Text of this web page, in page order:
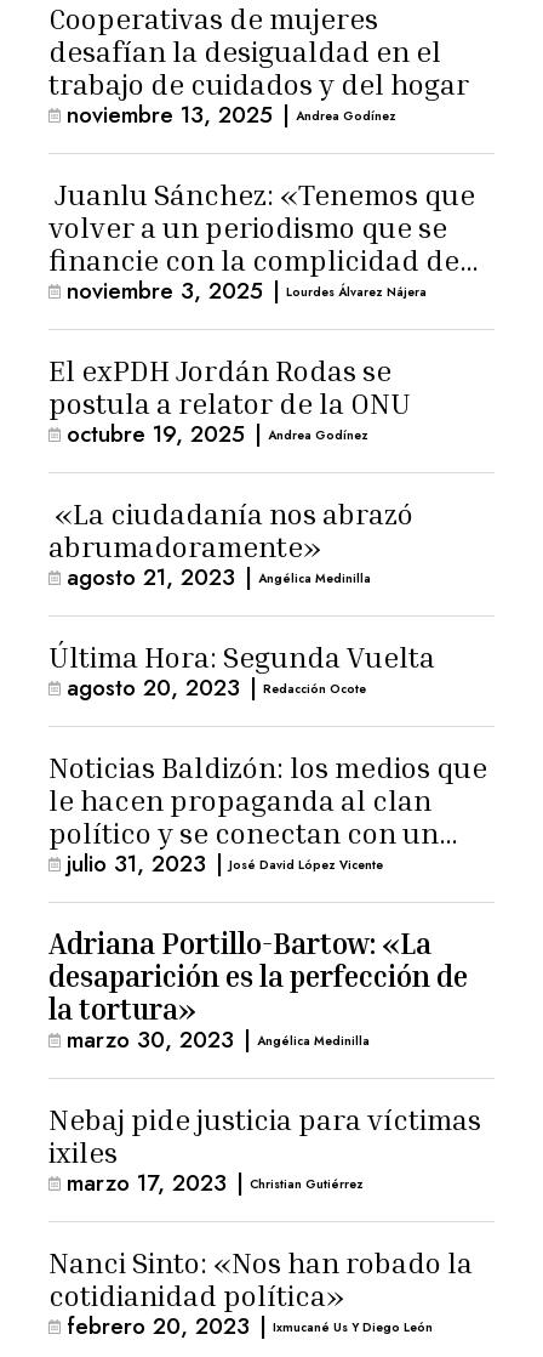
Cooperativas de mujeres
desafían la desigualdad en el
trabajo de cuidados y del hogar
noviembre 13, 2025 | Andrea Godínez
Juanlu Sánchez: «Tenemos que
volver a un periodismo que se
financie con la complicidad de
los lectores»
noviembre 3, 2025 | Lourdes Álvarez Nájera
El exPDH Jordán Rodas se
postula a relator de la ONU
octubre 19, 2025 | Andrea Godínez
«La ciudadanía nos abrazó
abrumadoramente»
agosto 21, 2023 | Angélica Medinilla
Última Hora: Segunda Vuelta
agosto 20, 2023 | Redacción Ocote
Noticias Baldizón: los medios que
le hacen propaganda al clan
político y se conectan con un
hombre de confianza de
Giammattei
julio 31, 2023 | José David López Vicente
Adriana Portillo-Bartow: «La
desaparición es la perfección de
la tortura»
marzo 30, 2023 | Angélica Medinilla
Nebaj pide justicia para víctimas
ixiles
marzo 17, 2023 | Christian Gutiérrez
Nanci Sinto: «Nos han robado la
cotidianidad política»
febrero 20, 2023 | Ixmucané Us Y Diego León